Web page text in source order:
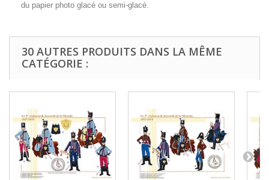
du papier photo glacé ou semi-glacé.
30 AUTRES PRODUITS DANS LA MÊME
CATÉGORIE :